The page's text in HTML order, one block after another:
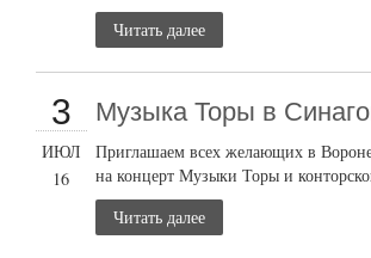
Читать далее
3
ИЮЛ
16
Музыка Торы в
Приглашаем всех желающих в
на концерт Музыки Торы и
Читать далее